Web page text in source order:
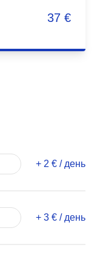
37 €
+ 2 € / день
+ 3 € / день